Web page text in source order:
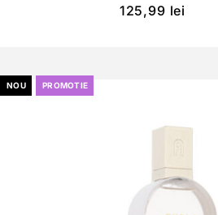
125,99 lei
NOU PROMOTIE